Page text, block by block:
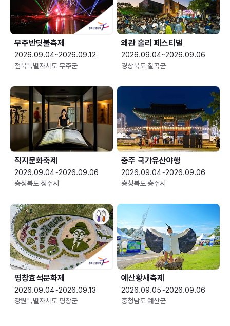
무주반딧불축제
2026.09.04~2026.09.12
전북특별자치도 무주군
왜관 홀리 페스티벌
2026.09.04~2026.09.06
경상북도 칠곡군
직지문화축제
2026.09.04~2026.09.06
충청북도 청주시
충주 국가유산야행
2026.09.04~2026.09.06
충청북도 충주시
평창효석문화제
2026.09.04~2026.09.13
강원특별자치도 평창군
예산황새축제
2026.09.05~2026.09.06
충청남도 예산군